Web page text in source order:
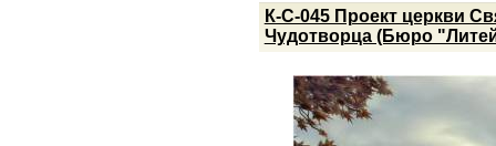
К-С-045 Проект церкви
Чудотворца (Бюро